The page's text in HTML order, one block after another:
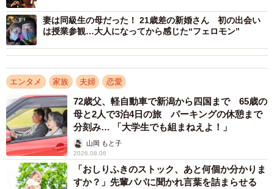
妻は同級生の母だった！ 21歳差の新婚さん 初の出会い
は授業参観…大人になってから感じた“フェロモン”
エンタメ 家族 夫婦 恋愛
72歳父、軽自動車で新潟から四国まで 65歳の
母と2人で3泊4日の旅 パーキングの休憩まで
分刻み… 「大学生でも組まねえよ！」
山岡 もと子
2026.08.06
「おしりふきのストック、あと何個か分かりま
すか？」先輩パパに聞かれ言葉を詰まらせる